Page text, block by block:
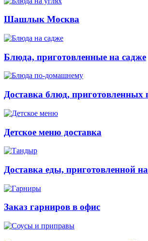
Шашлык Москва
Блюда, приготовленные на садже
Доставка блюд,
Детское меню доставка
Доставка еды, приготовленной
Заказ гарниров в офис